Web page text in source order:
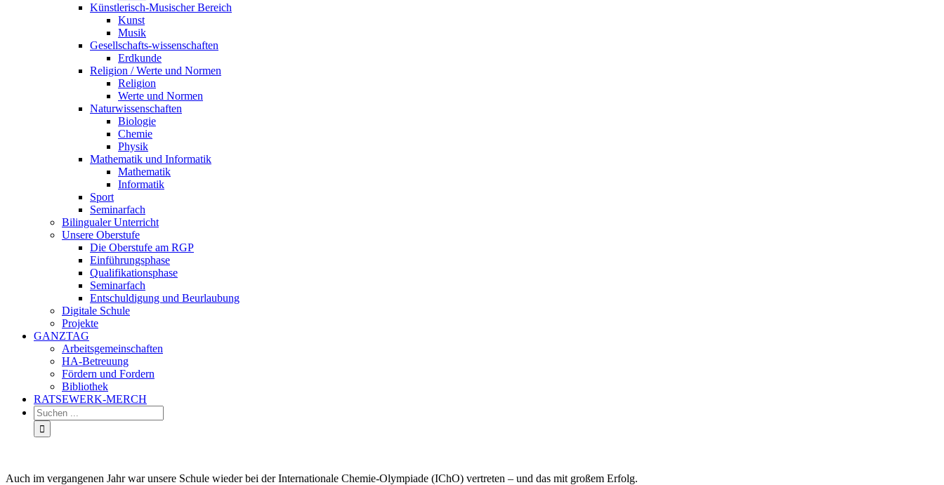
Künstlerisch-Musischer Bereich
Kunst
Musik
Gesellschafts-wissenschaften
Erdkunde
Religion / Werte und Normen
Religion
Werte und Normen
Naturwissenschaften
Biologie
Chemie
Physik
Mathematik und Informatik
Mathematik
Informatik
Sport
Seminarfach
Bilingualer Unterricht
Unsere Oberstufe
Die Oberstufe am RGP
Einführungsphase
Qualifikationsphase
Seminarfach
Entschuldigung und Beurlaubung
Digitale Schule
Projekte
GANZTAG
Arbeitsgemeinschaften
HA-Betreuung
Fördern und Fordern
Bibliothek
RATSEWERK-MERCH
Auch im vergangenen Jahr war unsere Schule wieder bei der Internationale Chemie-Olympiade (IChO) vertreten – und das mit großem Erfolg.